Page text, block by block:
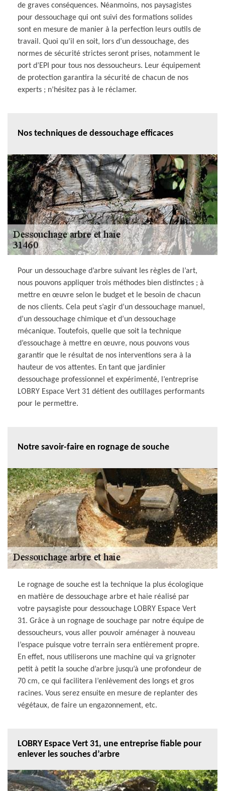
de graves conséquences. Néanmoins, nos paysagistes
pour dessouchage qui ont suivi des formations solides
sont en mesure de manier à la perfection leurs outils de
travail. Quoi qu’il en soit, lors d’un dessouchage, des
normes de sécurité strictes seront prises, notamment le
port d’EPI pour tous nos dessoucheurs. Leur équipement
de protection garantira la sécurité de chacun de nos
experts ; n’hésitez pas à le réclamer.
Nos techniques de dessouchage efficaces
Pour un dessouchage d’arbre suivant les règles de l’art,
nous pouvons appliquer trois méthodes bien distinctes ; à
mettre en œuvre selon le budget et le besoin de chacun
de nos clients. Cela peut s’agir d’un dessouchage manuel,
d’un dessouchage chimique et d’un dessouchage
mécanique. Toutefois, quelle que soit la technique
d’essouchage à mettre en œuvre, nous pouvons vous
garantir que le résultat de nos interventions sera à la
hauteur de vos attentes. En tant que jardinier
dessouchage professionnel et expérimenté, l’entreprise
LOBRY Espace Vert 31 détient des outillages performants
pour le permettre.
Notre savoir-faire en rognage de souche
Le rognage de souche est la technique la plus écologique
en matière de dessouchage arbre et haie réalisé par
votre paysagiste pour dessouchage LOBRY Espace Vert
31. Grâce à un rognage de souchage par notre équipe de
dessoucheurs, vous aller pouvoir aménager à nouveau
l’espace puisque votre terrain sera entièrement propre.
En effet, nous utiliserons une machine qui va grignoter
petit à petit la souche d’arbre jusqu’à une profondeur de
70 cm, ce qui facilitera l’enlèvement des longs et gros
racines. Vous serez ensuite en mesure de replanter des
végétaux, de faire un engazonnement, etc.
LOBRY Espace Vert 31, une entreprise fiable pour
enlever les souches d’arbre